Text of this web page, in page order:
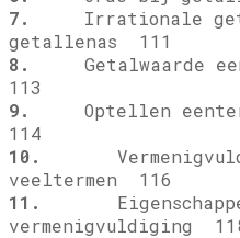
7.
Irrationale
getallenas 111
8.
Getalwaarde
113
9.
Optellen
114
10.
veeltermen 116
11.
vermenigvuldiging